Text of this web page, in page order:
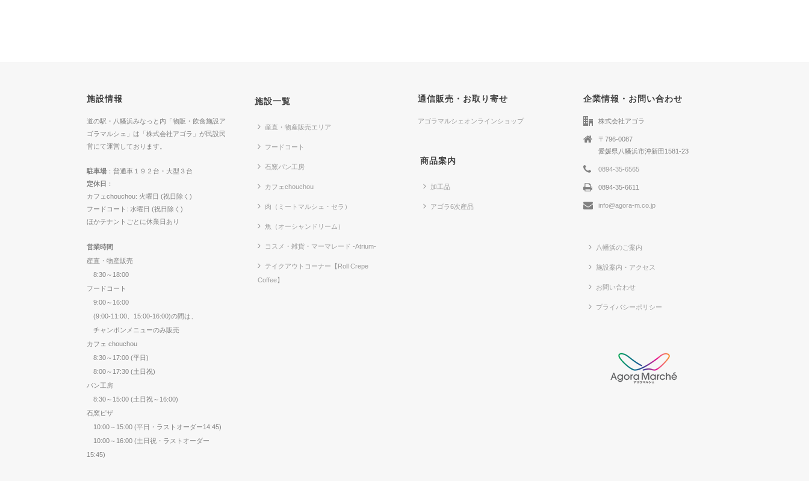
施設情報
道の駅・八幡浜みなっと内「物販・飲食施設ア
ゴラマルシェ」は「株式会社アゴラ」が民設民
営にて運営しております。
駐車場 ：普通車１９２台・大型３台
定休日 ：
カフェchouchou: 火曜日 (祝日除く)
フードコート: 水曜日 (祝日除く)
ほかテナントごとに休業日あり
営業時間
産直・物産販売
8:30～18:00
フードコート
9:00～16:00
(9:00-11:00、15:00-16:00)の間は、
チャンポンメニューのみ販売
カフェ chouchou
8:30～17:00 (平日)
8:00～17:30 (土日祝)
パン工房
8:30～15:00 (土日祝～16:00)
石窯ピザ
10:00～15:00 (平日・ラストオーダー14:45)
10:00～16:00 (土日祝・ラストオーダー
15:45)
施設一覧
産直・物産販売エリア
フードコート
石窯パン工房
カフェchouchou
肉（ミートマルシェ・セラ）
魚（オーシャンドリーム）
コスメ・雑貨・マーマレード -Atrium-
テイクアウトコーナー【Roll Crepe
Coffee】
通信販売・お取り寄せ
アゴラマルシェオンラインショップ
商品案内
加工品
アゴラ6次産品
企業情報・お問い合わせ
株式会社アゴラ
〒796-0087
愛媛県八幡浜市沖新田1581-23
0894-35-6565
0894-35-6611
info@agora-m.co.jp
八幡浜のご案内
施設案内・アクセス
お問い合わせ
プライバシーポリシー